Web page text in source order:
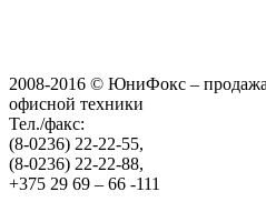
2008-2016 © ЮниФокс – продажа
офисной техники
Тел./факс:
(8-0236) 22-22-55,
(8-0236) 22-22-88,
+375 29 69 – 66 -111